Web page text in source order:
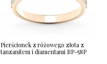
Pierścionek z różowego złota z
tanzanitem i diamentami BP-58P